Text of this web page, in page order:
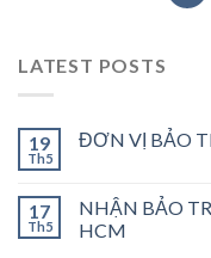
LATEST POSTS
19
Th5
ĐƠN VỊ BẢO
17
Th5
NHẬN BẢO
HCM